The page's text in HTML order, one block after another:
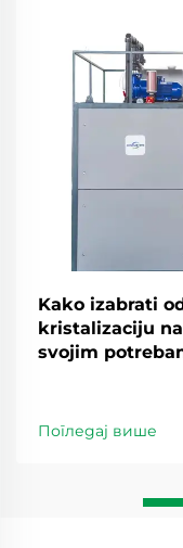
Kako izabrati
kristalizaciju
svojim
Погледај више